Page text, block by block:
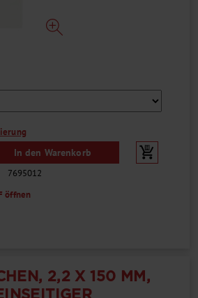
In den Warenkorb
7695012
öffnen
2,2 X 150 MM,